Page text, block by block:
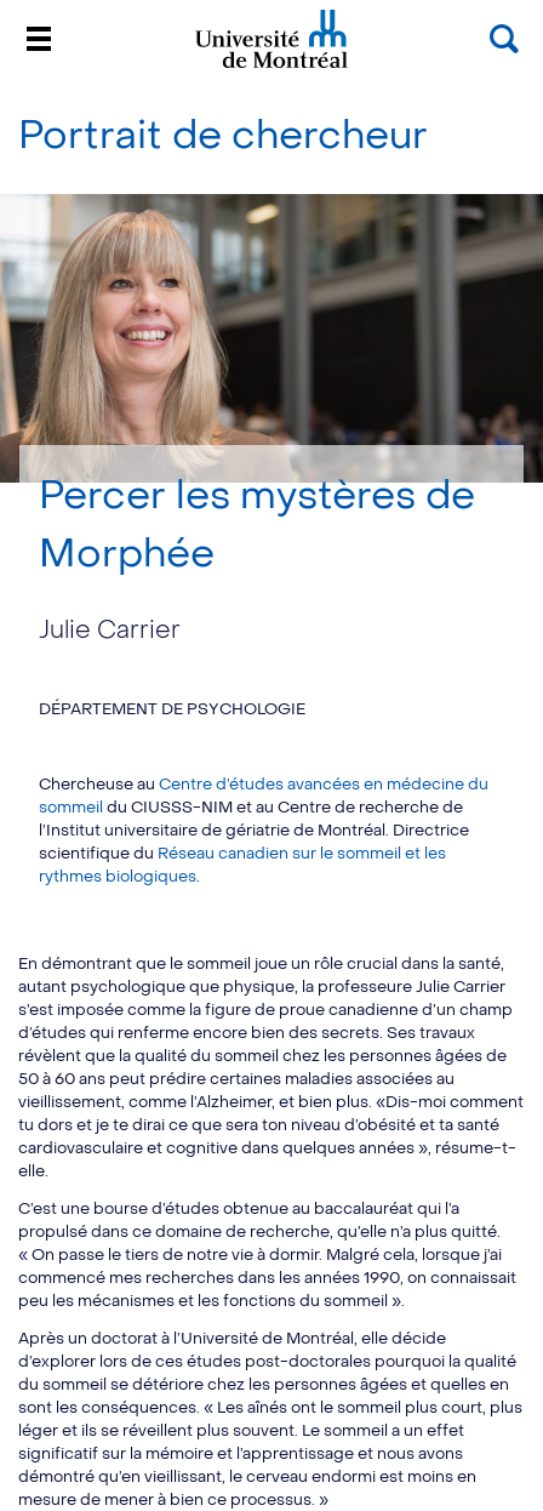
contenu
Portrait de chercheur
Percer les mystères de
Morphée
Julie Carrier
DÉPARTEMENT DE PSYCHOLOGIE
Chercheuse au Centre d’études avancées en médecine du
sommeil du CIUSSS-NIM et au Centre de recherche de
l’Institut universitaire de gériatrie de Montréal. Directrice
scientifique du Réseau canadien sur le sommeil et les
rythmes biologiques.
En démontrant que le sommeil joue un rôle crucial dans la santé,
autant psychologique que physique, la professeure Julie Carrier
s’est imposée comme la figure de proue canadienne d’un champ
d’études qui renferme encore bien des secrets. Ses travaux
révèlent que la qualité du sommeil chez les personnes âgées de
50 à 60 ans peut prédire certaines maladies associées au
vieillissement, comme l’Alzheimer, et bien plus. «Dis-moi comment
tu dors et je te dirai ce que sera ton niveau d’obésité et ta santé
cardiovasculaire et cognitive dans quelques années », résume-t-
elle.
C’est une bourse d’études obtenue au baccalauréat qui l’a
propulsé dans ce domaine de recherche, qu’elle n’a plus quitté.
« On passe le tiers de notre vie à dormir. Malgré cela, lorsque j’ai
commencé mes recherches dans les années 1990, on connaissait
peu les mécanismes et les fonctions du sommeil ».
Après un doctorat à l’Université de Montréal, elle décide
d’explorer lors de ces études post-doctorales pourquoi la qualité
du sommeil se détériore chez les personnes âgées et quelles en
sont les conséquences. « Les aînés ont le sommeil plus court, plus
léger et ils se réveillent plus souvent. Le sommeil a un effet
significatif sur la mémoire et l’apprentissage et nous avons
démontré qu’en vieillissant, le cerveau endormi est moins en
mesure de mener à bien ce processus. »